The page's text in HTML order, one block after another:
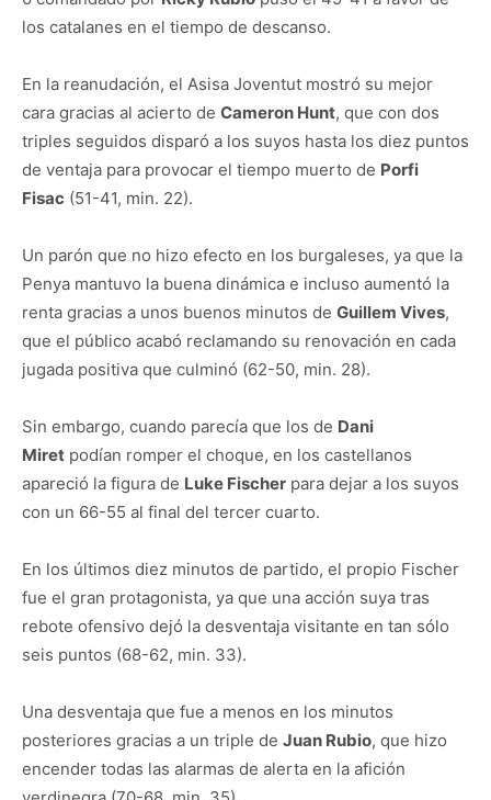
los catalanes en el tiempo de descanso.
En la reanudación, el Asisa Joventut mostró su mejor
cara gracias al acierto de Cameron Hunt, que con dos
triples seguidos disparó a los suyos hasta los diez puntos
de ventaja para provocar el tiempo muerto de Porfi
Fisac (51-41, min. 22).
Un parón que no hizo efecto en los burgaleses, ya que la
Penya mantuvo la buena dinámica e incluso aumentó la
renta gracias a unos buenos minutos de Guillem Vives,
que el público acabó reclamando su renovación en cada
jugada positiva que culminó (62-50, min. 28).
Sin embargo, cuando parecía que los de Dani
Miret podían romper el choque, en los castellanos
apareció la figura de Luke Fischer para dejar a los suyos
con un 66-55 al final del tercer cuarto.
En los últimos diez minutos de partido, el propio Fischer
fue el gran protagonista, ya que una acción suya tras
rebote ofensivo dejó la desventaja visitante en tan sólo
seis puntos (68-62, min. 33).
Una desventaja que fue a menos en los minutos
posteriores gracias a un triple de Juan Rubio, que hizo
encender todas las alarmas de alerta en la afición